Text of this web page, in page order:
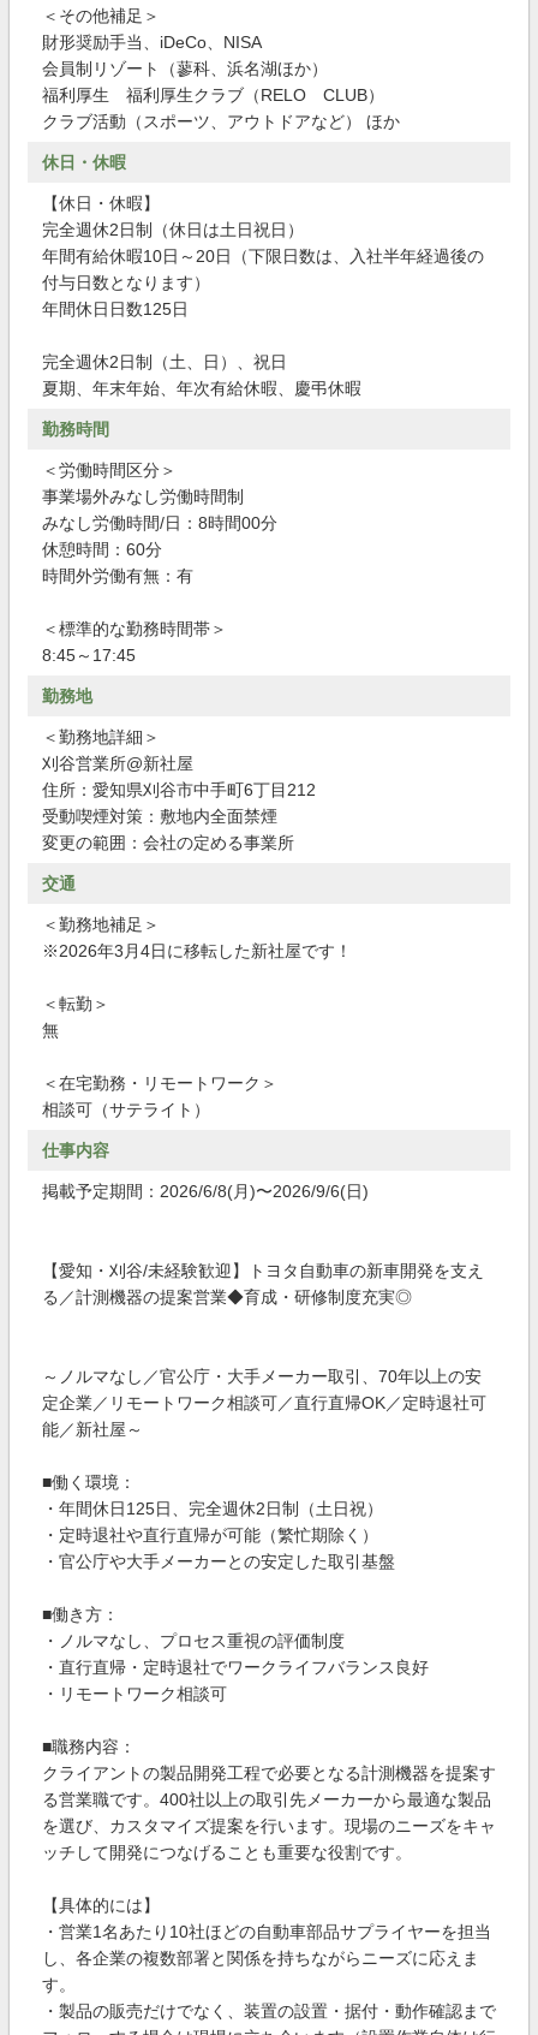
＜その他補足＞
財形奨励手当、iDeCo、NISA
会員制リゾート（蓼科、浜名湖ほか）
福利厚生 福利厚生クラブ（RELO CLUB）
クラブ活動（スポーツ、アウトドアなど） ほか
休日・休暇
【休日・休暇】
完全週休2日制（休日は土日祝日）
年間有給休暇10日～20日（下限日数は、入社半年経過後の
付与日数となります）
年間休日日数125日
完全週休2日制（土、日）、祝日
夏期、年末年始、年次有給休暇、慶弔休暇
勤務時間
＜労働時間区分＞
事業場外みなし労働時間制
みなし労働時間/日：8時間00分
休憩時間：60分
時間外労働有無：有
＜標準的な勤務時間帯＞
8:45～17:45
勤務地
＜勤務地詳細＞
刈谷営業所@新社屋
住所：愛知県刈谷市中手町6丁目212
受動喫煙対策：敷地内全面禁煙
変更の範囲：会社の定める事業所
交通
＜勤務地補足＞
※2026年3月4日に移転した新社屋です！
＜転勤＞
無
＜在宅勤務・リモートワーク＞
相談可（サテライト）
仕事内容
掲載予定期間：2026/6/8(月)〜2026/9/6(日)
【愛知・刈谷/未経験歓迎】トヨタ自動車の新車開発を支え
る／計測機器の提案営業◆育成・研修制度充実◎
～ノルマなし／官公庁・大手メーカー取引、70年以上の安
定企業／リモートワーク相談可／直行直帰OK／定時退社可
能／新社屋～
■働く環境：
・年間休日125日、完全週休2日制（土日祝）
・定時退社や直行直帰が可能（繁忙期除く）
・官公庁や大手メーカーとの安定した取引基盤
■働き方：
・ノルマなし、プロセス重視の評価制度
・直行直帰・定時退社でワークライフバランス良好
・リモートワーク相談可
■職務内容：
クライアントの製品開発工程で必要となる計測機器を提案す
る営業職です。400社以上の取引先メーカーから最適な製品
を選び、カスタマイズ提案を行います。現場のニーズをキャ
ッチして開発につなげることも重要な役割です。
【具体的には】
・営業1名あたり10社ほどの自動車部品サプライヤーを担当
し、各企業の複数部署と関係を持ちながらニーズに応えま
す。
・製品の販売だけでなく、装置の設置・据付・動作確認まで